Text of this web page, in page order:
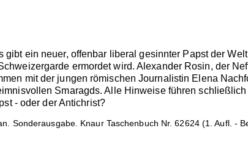
ein neuer, offenbar liberal gesinnter Papst der
ermordet wird. Alexander Rosin, der
mit der jungen römischen Journalistin Elena
Smaragds. Alle Hinweise führen
- oder der Antichrist?
Sonderausgabe. Knaur Taschenbuch Nr. 62624 (1. Aufl. -